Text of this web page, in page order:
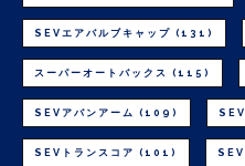
SEVエアバルブキャップ (131)
スーパーオートバックス (115)
SEVアバンアーム (109)
SEVトランスコア (101)